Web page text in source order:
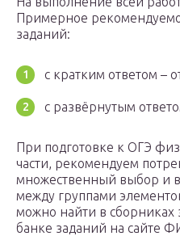
Примерное
заданий:
с кратким ответом –
с развёрнутым
При подготовке к ОГЭ
части, рекомендуем
множественный выбор и
между группами
можно найти в сборниках
банке заданий на сайте